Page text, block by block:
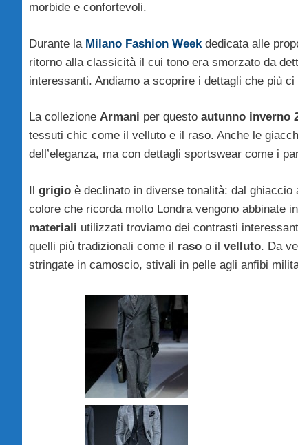
morbide e confortevoli.
Durante la Milano Fashion Weekdedicata alle
ritorno alla classicità il cui tono era smorzato da
interessanti. Andiamo a scoprire i dettagli che più
La collezione Armani per questo autunno inverno
tessuti chic come il velluto e il raso. Anche le
dell’eleganza, ma con dettagli sportswear come i
Il grigio è declinato in diverse tonalità: dal
colore che ricorda molto Londra vengono abbinate
materiali utilizzati troviamo dei contrasti
quelli più tradizionali come il raso o il velluto. Da
stringate in camoscio, stivali in pelle agli anfibi